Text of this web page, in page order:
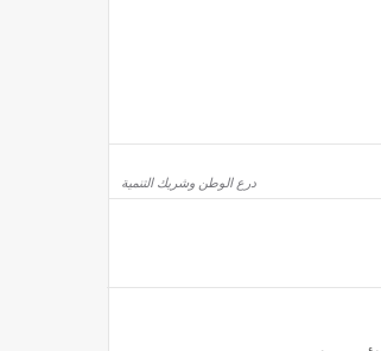
وغير مالية للمبلغين عن جرائم المخدرات
درع الوطن وشريك التنمية